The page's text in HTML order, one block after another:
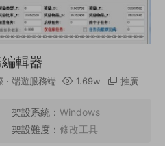
輯器
· 端遊服務端 1.69w 推廣
架設系統： Windows
架設難度： 修改工具